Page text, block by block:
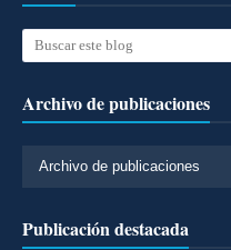
Archivo de publicaciones
Publicación destacada